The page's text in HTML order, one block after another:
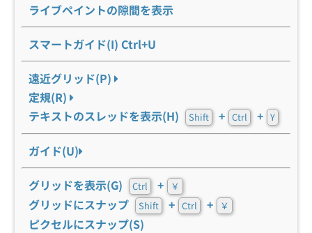
ライブペイントの隙間を表示
スマートガイド(I) Ctrl+U
遠近グリッド(P)
定規(R)
テキストのスレッドを表示(H)
Shift + Ctrl + Y
ガイド(U)
グリッドを表示(G) Ctrl + ￥
グリッドにスナップ Shift + Ctrl + ￥
ピクセルにスナップ(S)